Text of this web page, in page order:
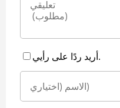
أريد ردًا على رأيي.